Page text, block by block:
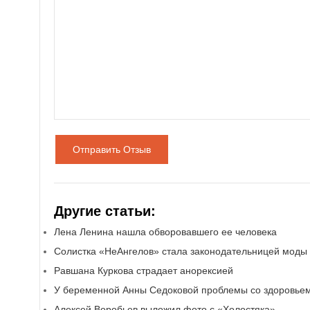
Отправить Отзыв
Другие статьи:
Лена Ленина нашла обворовавшего ее человека
Солистка «НеАнгелов» стала законодательницей моды
Равшана Куркова страдает анорексией
У беременной Анны Седоковой проблемы со